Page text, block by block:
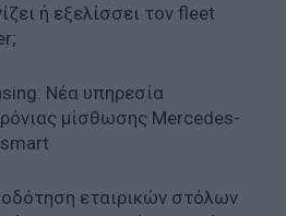
ή εξελίσσει τον fleet
Νέα υπηρεσία
μίσθωσης Mercedes-
εταιρικών στόλων